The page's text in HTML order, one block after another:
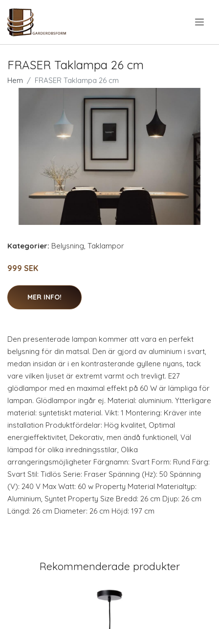
FRASER Taklampa 26 cm
Hem FRASER Taklampa 26 cm
Kategorier: Belysning Taklampor
999 SEK
MER INFO!
Den presenterade lampan kommer att vara en perfekt
belysning för din matsal. Den är gjord av aluminium i svart,
medan insidan är i en kontrasterande gyllene nyans, tack
vare vilken ljuset är extremt varmt och trevligt. E27
glödlampor med en maximal effekt på 60 W är lämpliga för
lampan. Glödlampor ingår ej. Material: aluminium. Ytterligare
material: syntetiskt material. Vikt: 1 Montering: Kräver inte
installation Produktfördelar: Hög kvalitet, Optimal
energieffektivitet, Dekorativ, men ändå funktionell, Väl
lämpad för olika inredningsstilar, Olika
arrangeringsmöjligheter Färgnamn: Svart Form: Rund Färg:
Svart Stil: Tidlös Serie: Fraser Spänning (Hz): 50 Spänning
(V): 240 V Max Watt: 60 w Property Material Materialtyp:
Aluminium, Syntet Property Size Bredd: 26 cm Djup: 26 cm
Längd: 26 cm Diameter: 26 cm Höjd: 197 cm
Rekommenderade produkter